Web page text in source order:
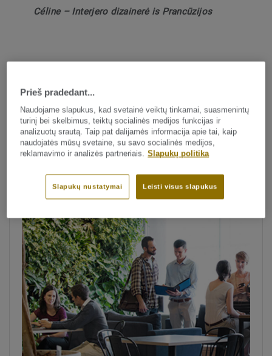
Céline – Interjero dizainerė is Prancūzijos
projektavimas
Prieš pradedant...
Naudojame slapukus, kad svetainė veiktų tinkamai, suasmenintų
turinį bei skelbimus, teiktų socialinės medijos funkcijas ir
analizuotų srautą. Taip pat dalijamės informacija apie tai, kaip
naudojatės mūsų svetaine, su savo socialinės medijos,
reklamavimo ir analizės partneriais. Slapukų politika
Leisti visus slapukus
Slapukų nustatymai